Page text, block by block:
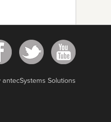
antecSystems Solutions